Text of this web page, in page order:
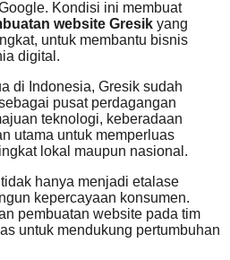
Kondisi ini membuat
website Gresik yang
untuk membantu bisnis
digital.
di Indonesia, Gresik sudah
pusat perdagangan
teknologi, keberadaan
utama untuk memperluas
lokal maupun nasional.
hanya menjadi etalase
kepercayaan konsumen.
pembuatan website pada tim
untuk mendukung pertumbuhan